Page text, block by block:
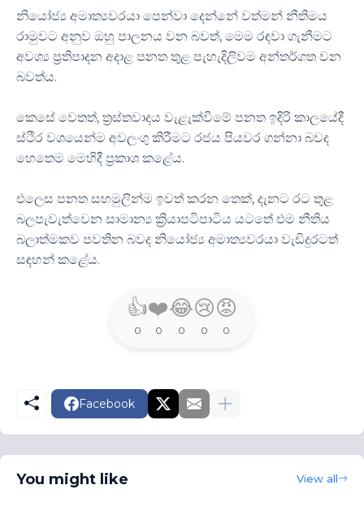
නියෝජ්‍ය අමාත්‍යවරයා පෙන්වා දෙන්නේ වත්මන් නීතිමය
රාමුවට අනුව ඔහු පාලනය වන බවත්, මෙම රඳවා ගැනීමට
අවශ්‍ය ප්‍රතිපාදන අදාළ පනත තුළ පැහැදිලිවම අන්තර්ගත වන
බවත්ය.
කෙසේ වෙතත්, ත්‍රස්තවාදය වැළැක්වීමේ පනත ඉදිරි කාලයේදී
ස්ථිර වශයෙන්ම අවලංගු කිරීමට රජය පියවර ගන්නා බවද
හෙතෙම මෙහිදී ප්‍රකාශ කළේය.
එලෙස පනත සහමුලින්ම ඉවත් කරන තෙක්, දැනට රට තුළ
බලපැවැත්වෙන සාමාන්‍ය ක්‍රියාපටිපාටිය යටතේ එම නීතිය
බලාත්මකව පවතින බවද නියෝජ්‍ය අමාත්‍යවරයා වැඩිදුරටත්
සඳහන් කළේය.
👍
0
❤️
0
😂
0
😢
0
😡
0
Facebook
You might like View all